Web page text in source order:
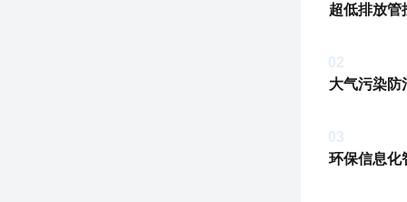
超低排放管
02
大气污染防
03
环保信息化